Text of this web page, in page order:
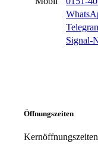
Signal-
Öffnungszeiten